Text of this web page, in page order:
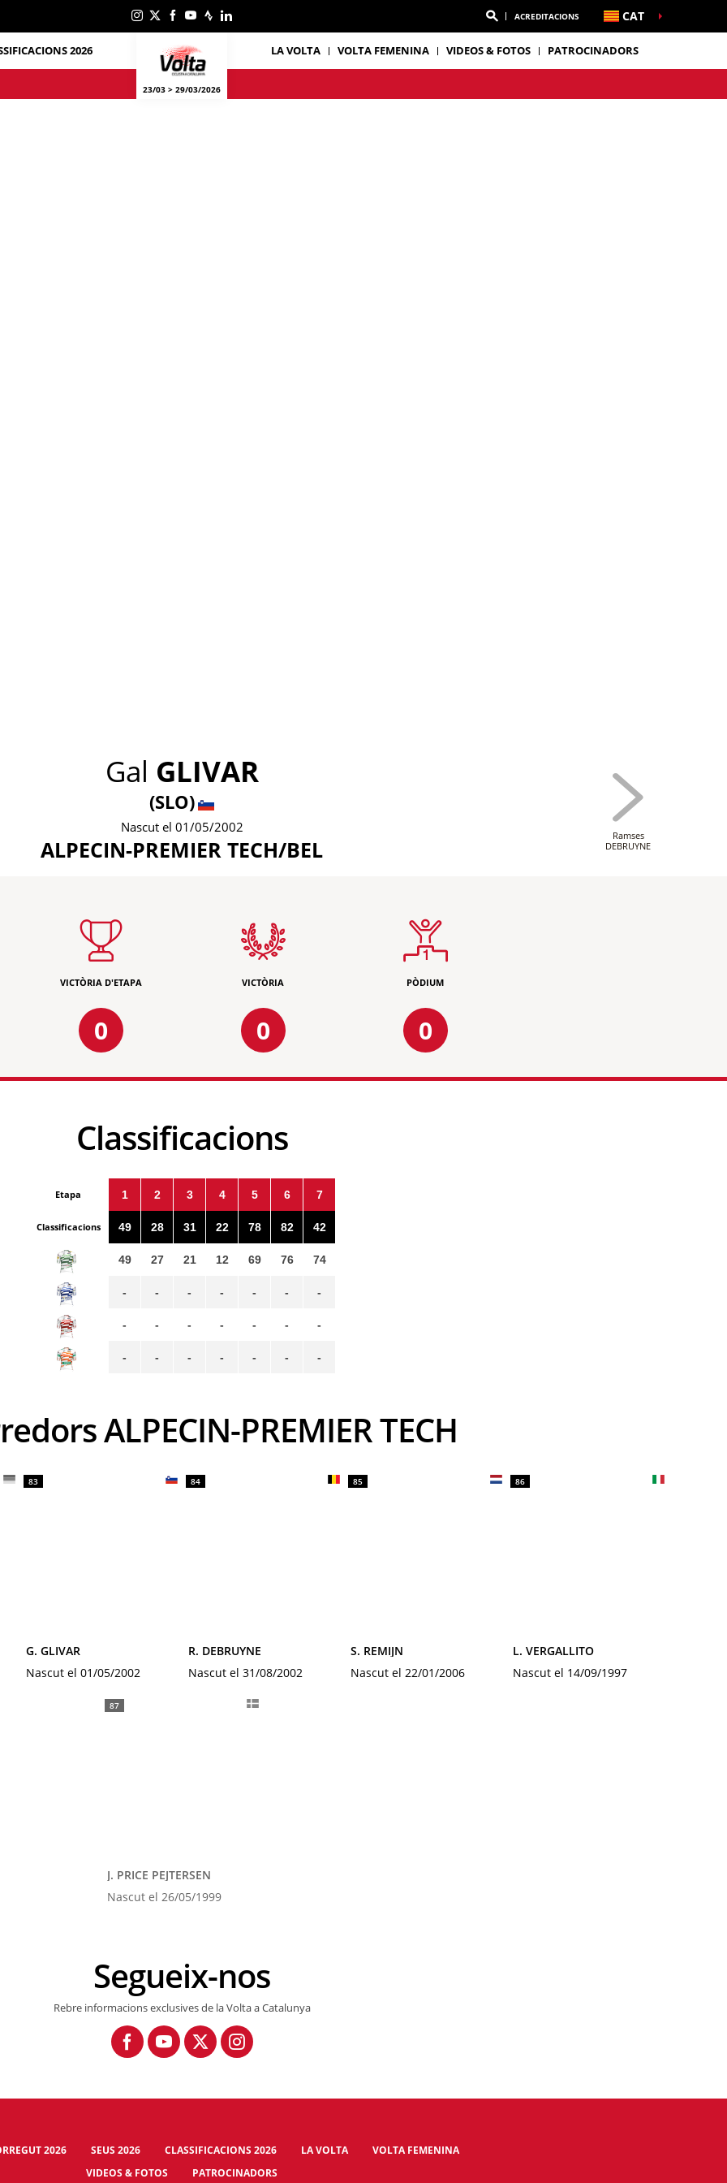
ACREDITACIONS CAT
2026
23/03 > 29/03/2026
LA VOLTA VOLTA FEMENINA VIDEOS & FOTOS PATROCINADORS
Gal GLIVAR
(SLO)
Nascut el 01/05/2002
ALPECIN-PREMIER TECH/BEL
Ramses
DEBRUYNE
VICTÒRIA D'ETAPA
0
VICTÒRIA
0
PÒDIUM
0
Classificacions
Etapa
Classificacions
1
49
49
-
-
-
2
28
27
-
-
-
3
31
21
-
-
-
4
22
12
-
-
-
5
78
69
-
-
-
6
82
76
-
-
-
7
42
74
-
-
-
ALPECIN-PREMIER TECH
83
G. GLIVAR
Nascut el 01/05/2002
84
R. DEBRUYNE
Nascut el 31/08/2002
85
S. REMIJN
Nascut el 22/01/2006
86
L. VERGALLITO
Nascut el 14/09/1997
87
J. PRICE PEJTERSEN
Nascut el 26/05/1999
Segueix-nos
Rebre informacions exclusives de la Volta a Catalunya
2026 SEUS 2026 CLASSIFICACIONS 2026 LA VOLTA
VOLTA FEMENINA
VIDEOS & FOTOS
PATROCINADORS